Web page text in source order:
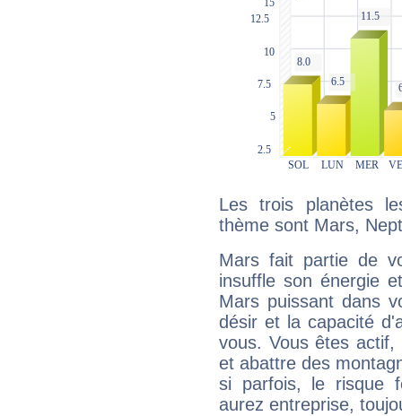
Les trois planètes
thème sont Mars,
Mars fait partie de
insuffle son énergie
Mars puissant dans
désir et la capacité
vous. Vous êtes
et abattre des
si parfois, le risque
aurez entreprise,